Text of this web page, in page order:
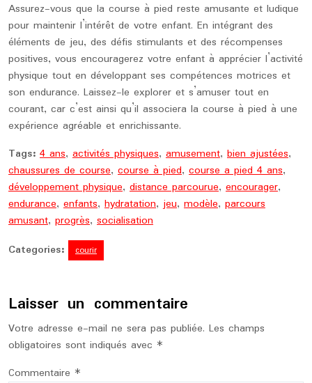
Assurez-vous que la course à pied reste amusante et ludique
pour maintenir l’intérêt de votre enfant. En intégrant des
éléments de jeu, des défis stimulants et des récompenses
positives, vous encouragerez votre enfant à apprécier l’activité
physique tout en développant ses compétences motrices et
son endurance. Laissez-le explorer et s’amuser tout en
courant, car c’est ainsi qu’il associera la course à pied à une
expérience agréable et enrichissante.
Tags: 4 ans, activités physiques, amusement, bien ajustées,
chaussures de course, course à pied, course a pied 4 ans,
développement physique, distance parcourue, encourager,
endurance, enfants, hydratation,jeu, modèle, parcours
amusant, progrès, socialisation
Categories:
courir
Laisser un commentaire
Votre adresse e-mail ne sera pas publiée. Les champs
obligatoires sont indiqués avec *
Commentaire *